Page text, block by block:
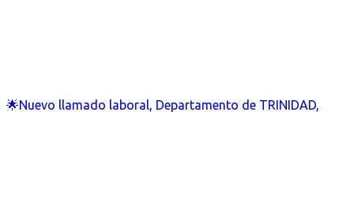
🌟Nuevo llamado laboral, Departamento de TRINIDAD,